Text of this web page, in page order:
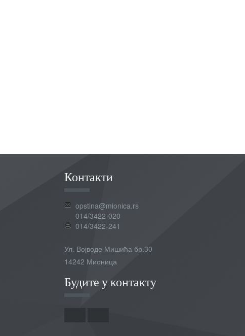
Контакти
opstina@mionica.rs
014/3422-020
014/3422-241
Ул. Војводе Мишића бр.30
14242 Мионица
Будите у контакту